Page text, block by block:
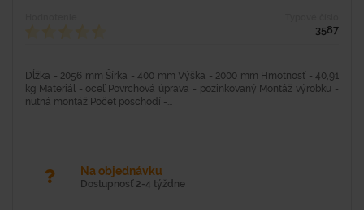
3587
Dĺžka - 2056 mm Šírka - 400 mm Výška - 2000 mm Hmotnosť - 40,91
kg Materiál - oceľ Povrchová úprava - pozinkovaný Montáž výrobku -
nutná montáž Počet poschodí -...
Na objednávku
Dostupnosť 2-4 týždne